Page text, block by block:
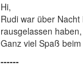
Hi,
Rudi war über
rausgelassen
Ganz viel Spaß
------